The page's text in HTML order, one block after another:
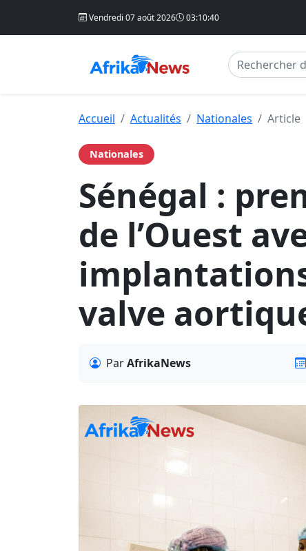
Vendredi 07 août 2026 03:10:41
Accueil Actualités Nationales Article
Nationales
Sénégal :
de l’Ouest
valve
ParAfrikaNews